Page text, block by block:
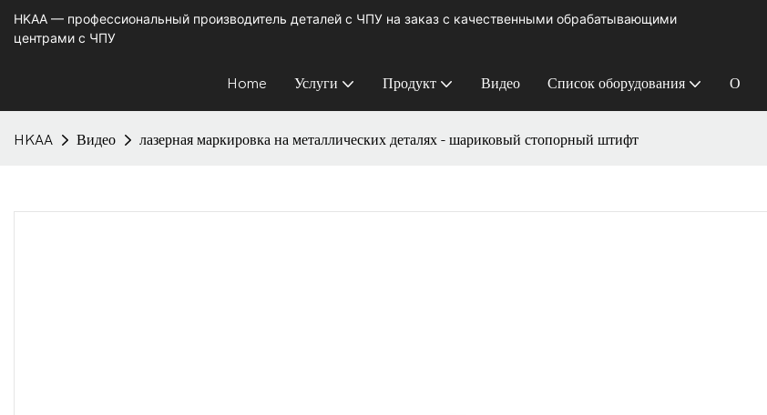
HKAA — профессиональный производитель деталей с ЧПУ на заказ с качественными обрабатывающими
центрами с ЧПУ
Home Услуги Продукт Видео Список оборудования О
HKAA Видео лазерная маркировка на металлических деталях - шариковый стопорный штифт